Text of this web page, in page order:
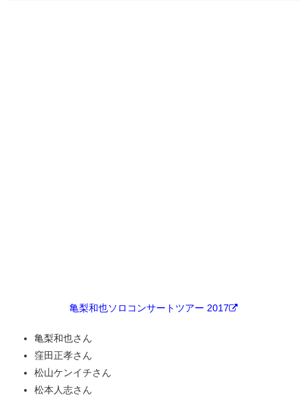
亀梨和也ソロコンサートツアー 2017
亀梨和也さん
窪田正孝さん
松山ケンイチさん
松本人志さん